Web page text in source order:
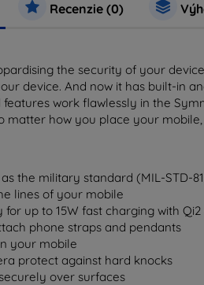
Recenzie (0)
the security of your
device. And now it has built-in
work flawlessly in the
matter how you place your
the military standard (MIL-STD-
lines of your mobile
up to 15W fast charging with
phone straps and pendants
your mobile
protect against hard knocks
over surfaces